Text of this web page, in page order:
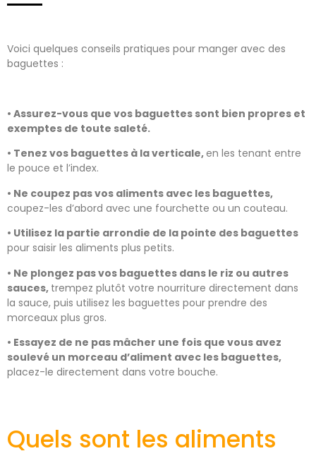
Voici quelques conseils pratiques pour manger avec des
baguettes :
• Assurez-vous que vos baguettes sont bien propres et
exemptes de toute saleté.
• Tenez vos baguettes à la verticale,en les tenant entre
le pouce et l’index.
• Ne coupez pas vos aliments avec les baguettes,
coupez-les d’abord avec une fourchette ou un couteau.
• Utilisez la partie arrondie de la pointe des baguettes
pour saisir les aliments plus petits.
• Ne plongez pas vos baguettes dans le riz ou autres
sauces, trempez plutôt votre nourriture directement dans
la sauce, puis utilisez les baguettes pour prendre des
morceaux plus gros.
• Essayez de ne pas mâcher une fois que vous avez
soulevé un morceau d’aliment avec les baguettes,
placez-le directement dans votre bouche.
Quels sont les aliments